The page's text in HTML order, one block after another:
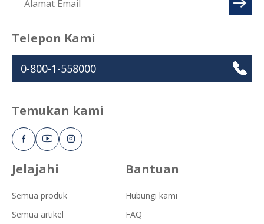
Jelajahi
Semua produk
Semua artikel
Bantuan
Hubungi kami
FAQ
Telepon Kami
0-800-1-558000
Temukan kami